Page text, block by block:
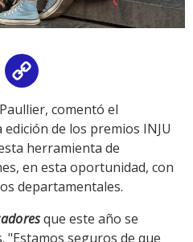
Email
Link
comentó el
de los premios INJU
herramienta de
en esta oportunidad, con
departamentales.
que este año se
"Estamos seguros de que